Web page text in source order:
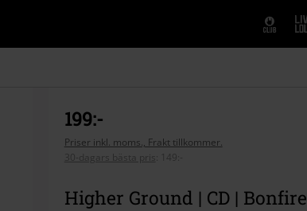
199:-
Priser inkl. moms., Frakt tillkommer.
30-dagars bästa pris
149:-
Higher Ground | CD | Bonfire